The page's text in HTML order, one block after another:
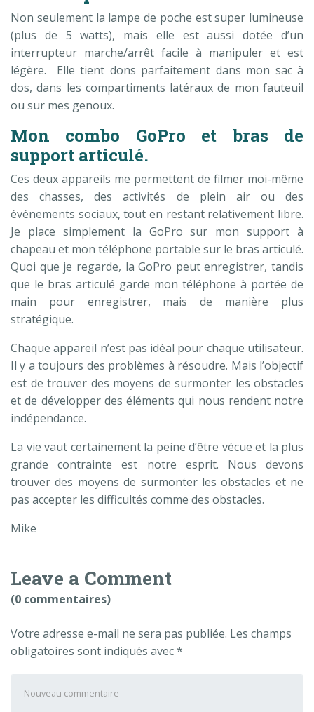
Non seulement la lampe de poche est super lumineuse
(plus de 5 watts), mais elle est aussi dotée d’un
interrupteur marche/arrêt facile à manipuler et est
légère. Elle tient dons parfaitement dans mon sac à
dos, dans les compartiments latéraux de mon fauteuil
ou sur mes genoux.
Mon combo GoPro et bras de
support articulé.
Ces deux appareils me permettent de filmer moi-même
des chasses, des activités de plein air ou des
événements sociaux, tout en restant relativement libre.
Je place simplement la GoPro sur mon support à
chapeau et mon téléphone portable sur le bras articulé.
Quoi que je regarde, la GoPro peut enregistrer, tandis
que le bras articulé garde mon téléphone à portée de
main pour enregistrer, mais de manière plus
stratégique.
Chaque appareil n’est pas idéal pour chaque utilisateur.
Il y a toujours des problèmes à résoudre. Mais l’objectif
est de trouver des moyens de surmonter les obstacles
et de développer des éléments qui nous rendent notre
indépendance.
La vie vaut certainement la peine d’être vécue et la plus
grande contrainte est notre esprit. Nous devons
trouver des moyens de surmonter les obstacles et ne
pas accepter les difficultés comme des obstacles.
Mike
Leave a Comment
(0 commentaires)
Votre adresse e-mail ne sera pas publiée. Les champs
obligatoires sont indiqués avec*
commentaire*